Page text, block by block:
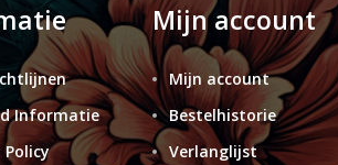
Informatie
Policy
Mijn account
Mijn account
Bestelhistorie
Verlanglijst